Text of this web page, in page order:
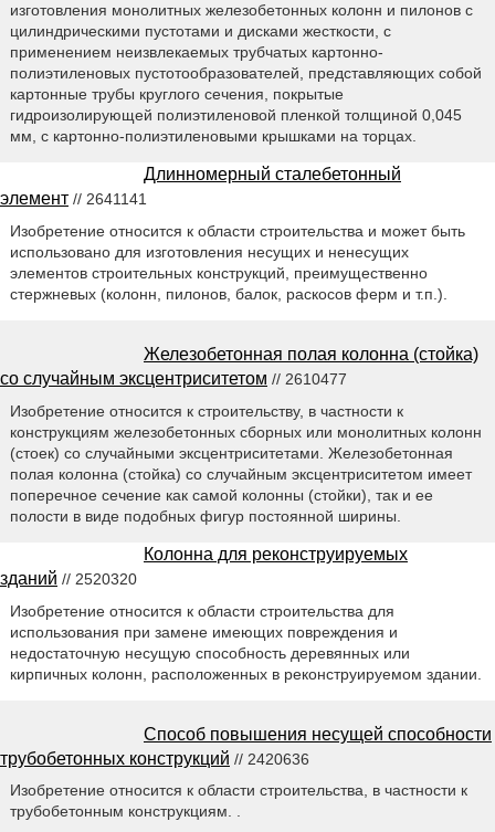
изготовления монолитных железобетонных колонн и пилонов с
цилиндрическими пустотами и дисками жесткости, с
применением неизвлекаемых трубчатых картонно-
полиэтиленовых пустотообразователей, представляющих собой
картонные трубы круглого сечения, покрытые
гидроизолирующей полиэтиленовой пленкой толщиной 0,045
мм, с картонно-полиэтиленовыми крышками на торцах.
Длинномерный сталебетонный
элемент // 2641141
Изобретение относится к области строительства и может быть
использовано для изготовления несущих и ненесущих
элементов строительных конструкций, преимущественно
стержневых (колонн, пилонов, балок, раскосов ферм и т.п.).
Железобетонная полая колонна (стойка)
со случайным эксцентриситетом // 2610477
Изобретение относится к строительству, в частности к
конструкциям железобетонных сборных или монолитных колонн
(стоек) со случайными эксцентриситетами. Железобетонная
полая колонна (стойка) со случайным эксцентриситетом имеет
поперечное сечение как самой колонны (стойки), так и ее
полости в виде подобных фигур постоянной ширины.
Колонна для реконструируемых
зданий // 2520320
Изобретение относится к области строительства для
использования при замене имеющих повреждения и
недостаточную несущую способность деревянных или
кирпичных колонн, расположенных в реконструируемом здании.
Способ повышения несущей способности
трубобетонных конструкций // 2420636
Изобретение относится к области строительства, в частности к
трубобетонным конструкциям. .